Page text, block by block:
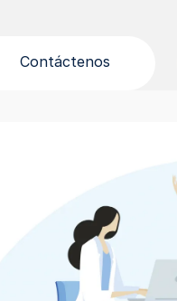
Contáctenos